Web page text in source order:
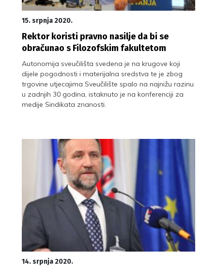
15. srpnja 2020.
Rektor koristi pravno nasilje da bi se
obračunao s Filozofskim fakultetom
Autonomija sveučilišta svedena je na krugove koji
dijele pogodnosti i materijalna sredstva te je zbog
trgovine utjecajima Sveučilište spalo na najnižu razinu
u zadnjih 30 godina, istaknuto je na konferenciji za
medije Sindikata znanosti.
14. srpnja 2020.